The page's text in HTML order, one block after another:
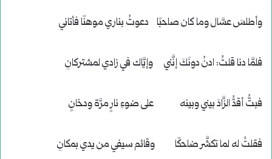
وأطلسَ عسَّال وما كان صاحبًا دعوتُ بناري موهنًا فأتاني
فلمَّا دنا قلتُ: ادنُ دونَكَ إنَّني وإيَّاك في زادي لمشتركانِ
فبتُّ أقدُّ الزَّادَ بيني وبينه على ضوءِ نارٍ مرَّة ودخانٍ
فقلتُ له لما تكشَّر ضاحكًا وقائم سيفي من يدي بمكانِ